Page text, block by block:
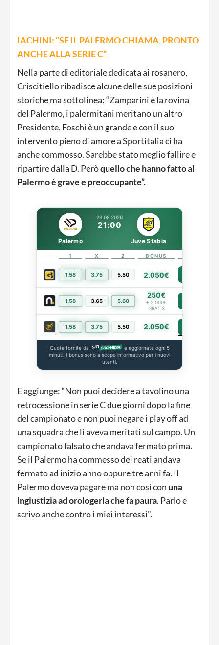
IACHINI: “SE IL PALERMO CHIAMA, PRONTO
ANCHE ALLA SERIE C”
Nella parte di editoriale dedicata ai rosanero,
Criscitiello ribadisce alcune delle sue posizioni
storiche ma sottolinea: “Zamparini è la rovina
del Palermo, i palermitani meritano un altro
Presidente, Foschi è un grande e con il suo
intervento pieno di amore a Sportitalia ci ha
anche commosso. Sarebbe stato meglio fallire e
ripartire dalla D. Peròquello che hanno fatto al
Palermo è grave e preoccupante”.
23.08.2026
21:00
Palermo Juve Stabia
1 X 2 BONUS
1.58 3.75 5.50 2.050€
1.58 3.65 5.60
250€
+ 2.000€
GRATIS
1.58 3.75 5.50 2.050€
Quote fornite da
e aggiornate ogni 5
minuti. I bonus sono a scopo informativo per i nuovi
utenti.
E aggiunge: “Non puoi decidere a tavolino una
retrocessione in serie C due giorni dopo la fine
del campionato e non puoi negare i play off ad
una squadra che li aveva meritati sul campo. Un
campionato falsato che andava fermato prima.
Se il Palermo ha commesso dei reati andava
fermato ad inizio anno oppure tre anni fa. Il
Palermo doveva pagare ma non così con una
ingiustizia ad orologeria che fa paura. Parlo e
scrivo anche contro i miei interessi”.